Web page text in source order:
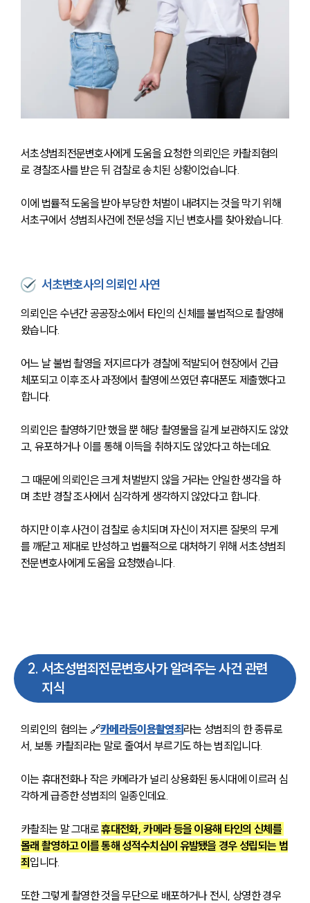
서초성범죄전문변호사에게 도움을 요청한 의뢰인은 카촬죄혐의
로 경찰조사를 받은 뒤 검찰로 송치된 상황이었습니다.
이에 법률적 도움을 받아 부당한 처벌이 내려지는 것을 막기 위해
서초구에서 성범죄사건에 전문성을 지닌 변호사를 찾아왔습니다.
서초변호사의 의뢰인 사연
의뢰인은 수년간 공공장소에서 타인의 신체를 불법적으로 촬영해
왔습니다.
어느 날 불법 촬영을 저지르다가 경찰에 적발되어 현장에서 긴급
체포되고 이후 조사 과정에서 촬영에 쓰였던 휴대폰도 제출했다고
합니다.
의뢰인은 촬영하기만 했을 뿐 해당 촬영물을 길게 보관하지도 않았
고, 유포하거나 이를 통해 이득을 취하지도 않았다고 하는데요.
그 때문에 의뢰인은 크게 처벌받지 않을 거라는 안일한 생각을 하
며 초반 경찰 조사에서 심각하게 생각하지 않았다고 합니다.
하지만 이후 사건이 검찰로 송치되며 자신이 저지른 잘못의 무게
를 깨닫고 제대로 반성하고 법률적으로 대처하기 위해 서초성범죄
전문변호사에게 도움을 요청했습니다.
2. 서초성범죄전문변호사가 알려주는 사건 관련
지식
의뢰인의 혐의는 🔗카메라등이용촬영죄라는 성범죄의 한 종류로
서, 보통 카촬죄라는 말로 줄여서 부르기도 하는 범죄입니다.
이는 휴대전화나 작은 카메라가 널리 상용화된 동시대에 이르러 심
각하게 급증한 성범죄의 일종인데요.
카촬죄는 말 그대로 휴대전화, 카메라 등을 이용해 타인의 신체를
몰래 촬영하고 이를 통해 성적수치심이 유발됐을 경우 성립되는 범
죄입니다.
또한 그렇게 촬영한 것을 무단으로 배포하거나 전시, 상영한 경우